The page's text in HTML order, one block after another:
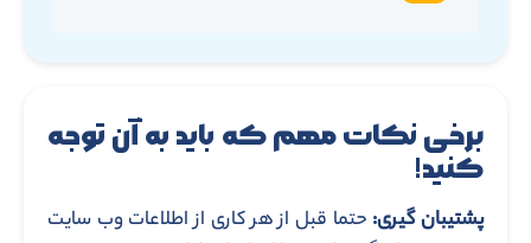
برخی نکات مهم که باید به آن توجه
کنید!
پشتیبان گیری: حتما قبل از هر کاری از اطلاعات وب سایت